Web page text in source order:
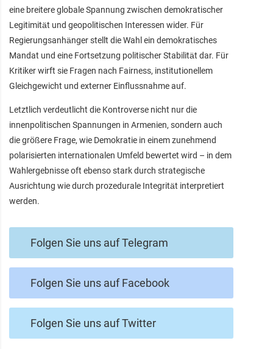
eine breitere globale Spannung zwischen demokratischer
Legitimität und geopolitischen Interessen wider. Für
Regierungsanhänger stellt die Wahl ein demokratisches
Mandat und eine Fortsetzung politischer Stabilität dar. Für
Kritiker wirft sie Fragen nach Fairness, institutionellem
Gleichgewicht und externer Einflussnahme auf.
Letztlich verdeutlicht die Kontroverse nicht nur die
innenpolitischen Spannungen in Armenien, sondern auch
die größere Frage, wie Demokratie in einem zunehmend
polarisierten internationalen Umfeld bewertet wird – in dem
Wahlergebnisse oft ebenso stark durch strategische
Ausrichtung wie durch prozedurale Integrität interpretiert
werden.
Folgen Sie uns auf Telegram
Folgen Sie uns auf Facebook
Folgen Sie uns auf Twitter